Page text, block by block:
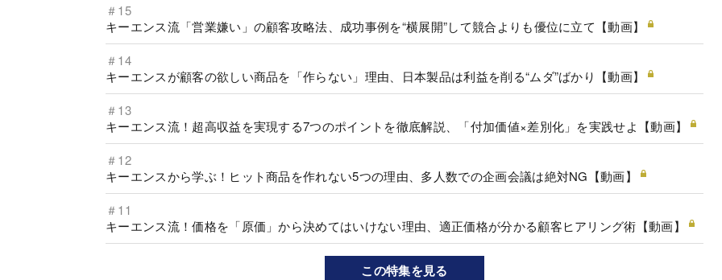
＃15
キーエンス流「営業嫌い」の顧客攻略法、成功事例を“横展開”して競合よりも優位に立て【動画】
＃14
キーエンスが顧客の欲しい商品を「作らない」理由、日本製品は利益を削る“ムダ”ばかり【動画】
＃13
キーエンス流！超高収益を実現する7つのポイントを徹底解説、「付加価値×差別化」を実践せよ【動画】
＃12
キーエンスから学ぶ！ヒット商品を作れない5つの理由、多人数での企画会議は絶対NG【動画】
＃11
キーエンス流！価格を「原価」から決めてはいけない理由、適正価格が分かる顧客ヒアリング術【動画】
この特集を見る